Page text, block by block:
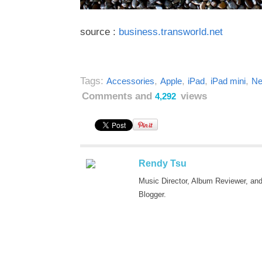
source : business.transworld.net
Tags: Accessories, Apple, iPad, iPad mini,
Comments and 4,292 views
Rendy Tsu
Music Director, Album Reviewer, and
Blogger.